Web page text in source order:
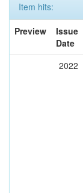
Item hits:
Preview
Issue
Date
2022